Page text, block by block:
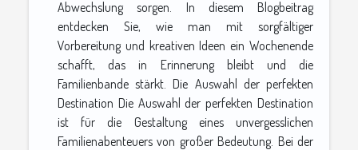
Abwechslung sorgen. In diesem Blogbeitrag
entdecken Sie, wie man mit sorgfältiger
Vorbereitung und kreativen Ideen ein Wochenende
schafft, das in Erinnerung bleibt und die
Familienbande stärkt. Die Auswahl der perfekten
Destination Die Auswahl der perfekten Destination
ist für die Gestaltung eines unvergesslichen
Familienabenteuers von großer Bedeutung. Bei der